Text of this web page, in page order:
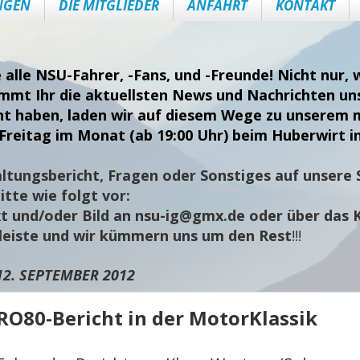
DIE MITGLIEDER ANFAHRT KONTAKT
NSU-Fahrer, -Fans, und -Freunde! Nicht
Ihr die aktuellsten News und Nachrichten
haben, laden wir auf diesem Wege zu unserem
im Monat (ab 19:00 Uhr) beim Huberwirt
Fragen oder Sonstiges auf
wie folgt vor:
und/oder Bild an nsu-ig@gmx.de oder über das
und wir kümmern uns um den Rest!!!
SEPTEMBER 2012
Bericht in der MotorKlassik